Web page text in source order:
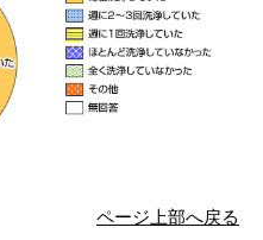
ページ上部へ戻る